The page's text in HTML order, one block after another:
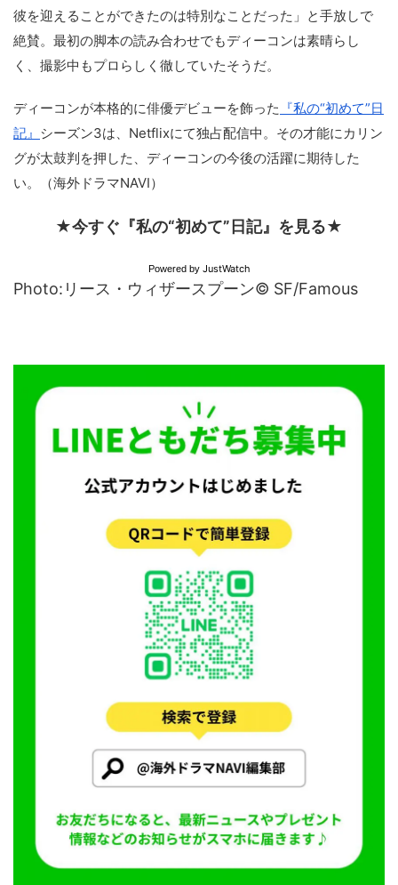
彼を迎えることができたのは特別なことだった」と手放しで
絶賛。最初の脚本の読み合わせでもディーコンは素晴らし
く、撮影中もプロらしく徹していたそうだ。
ディーコンが本格的に俳優デビューを飾った 『私の“初めて”日
記』 シーズン3は、Netflixにて独占配信中。その才能にカリン
グが太鼓判を押した、ディーコンの今後の活躍に期待した
い。（海外ドラマNAVI）
★今すぐ『私の“初めて”日記』を見る★
Powered by JustWatch
Photo:リース・ウィザースプーン© SF/Famous